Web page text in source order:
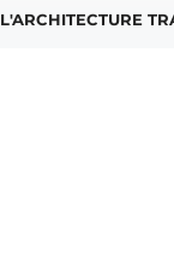
L'ARCHITECTURE